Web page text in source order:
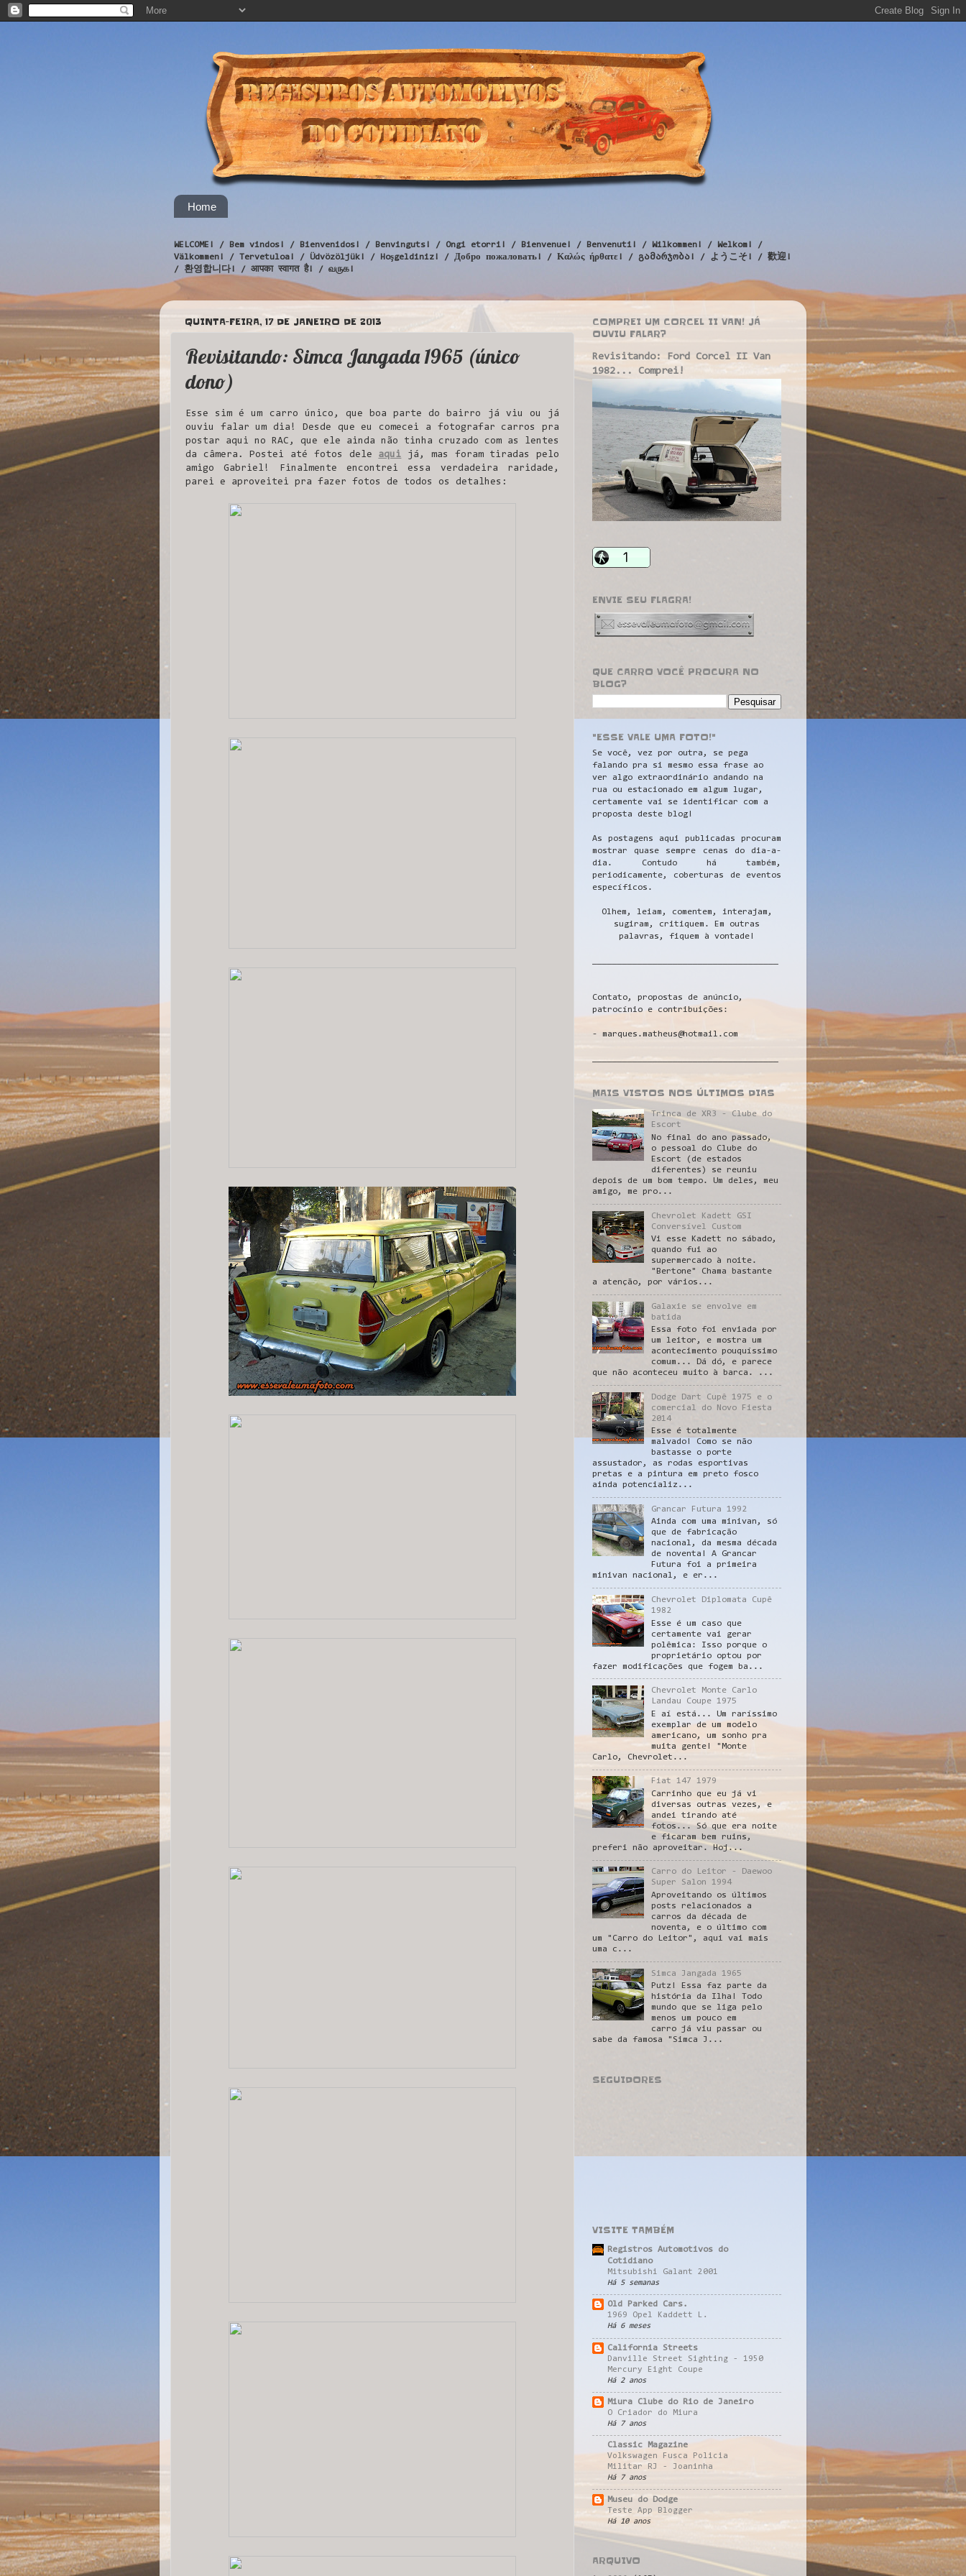
Home
WELCOME! / Bem vindos! / Bienvenidos! / Benvinguts! / Ongi etorri! / Bienvenue! / Benvenuti! / Wilkommen! / Welkom! /
Välkommen! / Tervetuloa! / Üdvözöljük! / Hoşgeldiniz! / Добро пожаловать! / Καλώς ήρθατε! / გამარჯობა! / ようこそ! / 歡迎!
/ 환영합니다! / आपका स्वागत है! / வருக!
QUINTA-FEIRA, 17 DE JANEIRO DE 2013
Revisitando: Simca Jangada 1965 (único
dono)
Esse sim é um carro único, que boa parte do bairro já viu ou já
ouviu falar um dia! Desde que eu comecei a fotografar carros pra
postar aqui no RAC, que ele ainda não tinha cruzado com as lentes
da câmera. Postei até fotos dele aqui já, mas foram tiradas pelo
amigo Gabriel! Finalmente encontrei essa verdadeira raridade,
parei e aproveitei pra fazer fotos de todos os detalhes:
COMPREI UM CORCEL II VAN! JÁ
OUVIU FALAR?
Revisitando: Ford Corcel II Van
1982... Comprei!
ENVIE SEU FLAGRA!
QUE CARRO VOCÊ PROCURA NO
BLOG?
"ESSE VALE UMA FOTO!"
Se você, vez por outra, se pega
falando pra si mesmo essa frase ao
ver algo extraordinário andando na
rua ou estacionado em algum lugar,
certamente vai se identificar com a
proposta deste blog!
As postagens aqui publicadas procuram
mostrar quase sempre cenas do dia-a-
dia. Contudo há também,
periodicamente, coberturas de eventos
específicos.
Olhem, leiam, comentem, interajam,
sugiram, critiquem. Em outras
palavras, fiquem à vontade!
Contato, propostas de anúncio,
patrocínio e contribuições:
- marques.matheus@hotmail.com
MAIS VISTOS NOS ÚLTIMOS DIAS
Trinca de XR3 - Clube do
Escort
No final do ano passado,
o pessoal do Clube do
Escort (de estados
diferentes) se reuniu
depois de um bom tempo. Um deles, meu
amigo, me pro...
Chevrolet Kadett GSI
Conversível Custom
Vi esse Kadett no sábado,
quando fui ao
supermercado à noite.
"Bertone" Chama bastante
a atenção, por vários...
Galaxie se envolve em
batida
Essa foto foi enviada por
um leitor, e mostra um
acontecimento pouquíssimo
comum... Dá dó, e parece
que não aconteceu muito à barca. ...
Dodge Dart Cupê 1975 e o
comercial do Novo Fiesta
2014
Esse é totalmente
malvado! Como se não
bastasse o porte
assustador, as rodas esportivas
pretas e a pintura em preto fosco
ainda potencializ...
Grancar Futura 1992
Ainda com uma minivan, só
que de fabricação
nacional, da mesma década
de noventa! A Grancar
Futura foi a primeira
minivan nacional, e er...
Chevrolet Diplomata Cupê
1982
Esse é um caso que
certamente vai gerar
polêmica: Isso porque o
proprietário optou por
fazer modificações que fogem ba...
Chevrolet Monte Carlo
Landau Coupe 1975
E aí está... Um raríssimo
exemplar de um modelo
americano, um sonho pra
muita gente! "Monte
Carlo, Chevrolet...
Fiat 147 1979
Carrinho que eu já vi
diversas outras vezes, e
andei tirando até
fotos... Só que era noite
e ficaram bem ruins,
preferi não aproveitar. Hoj...
Carro do Leitor - Daewoo
Super Salon 1994
Aproveitando os últimos
posts relacionados a
carros da década de
noventa, e o último com
um "Carro do Leitor", aqui vai mais
uma c...
Simca Jangada 1965
Putz! Essa faz parte da
história da Ilha! Todo
mundo que se liga pelo
menos um pouco em
carro já viu passar ou
sabe da famosa "Simca J...
SEGUIDORES
VISITE TAMBÉM
Registros Automotivos do
Cotidiano
Mitsubishi Galant 2001
Há 5 semanas
Old Parked Cars.
1969 Opel Kaddett L.
Há 6 meses
California Streets
Danville Street Sighting - 1950
Mercury Eight Coupe
Há 2 anos
Miura Clube do Rio de Janeiro
O Criador do Miura
Há 7 anos
Classic Magazine
Volkswagen Fusca Policia
Militar RJ - Joaninha
Há 7 anos
Museu do Dodge
Teste App Blogger
Há 10 anos
ARQUIVO